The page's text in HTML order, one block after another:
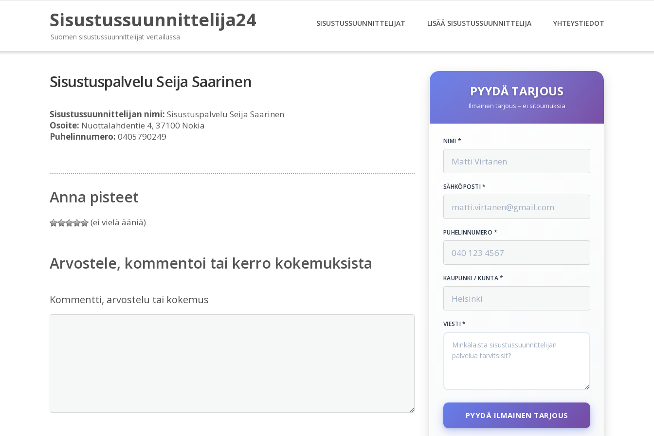
Sisustussuunnittelija24
Suomen sisustussuunnittelijat vertailussa
SISUSTUSSUUNNITTELIJAT LISÄÄ SISUSTUSSUUNNITTELIJA YHTEYSTIEDOT
Sisustuspalvelu Seija Saarinen
Sisustussuunnittelijan nimi: Sisustuspalvelu Seija Saarinen
Osoite: Nuottalahdentie 4, 37100 Nokia
Puhelinnumero: 0405790249
Anna pisteet
(ei vielä ääniä)
Arvostele, kommentoi tai kerro kokemuksista
Kommentti, arvostelu tai kokemus
PYYDÄ TARJOUS
Ilmainen tarjous – ei sitoumuksia
NIMI *
SÄHKÖPOSTI *
PUHELINNUMERO *
KAUPUNKI / KUNTA *
VIESTI *
PYYDÄ ILMAINEN TARJOUS